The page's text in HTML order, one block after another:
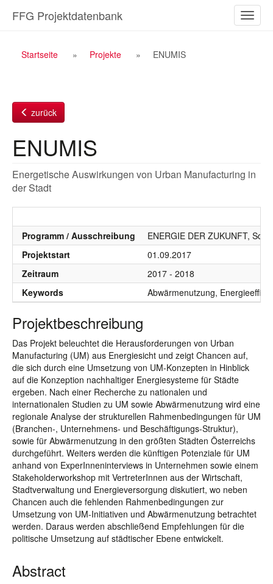
Inhalt
ein-/
FFG Projektdatenbank
Breadcrumb
Startseite Projekte ENUMIS
zurück
ENUMIS
Energetische Auswirkungen von Urban Manufacturing in
der Stadt
Programm / Ausschreibung
ENERGIE DER ZUKUNFT,
Projektstart
01.09.2017
Zeitraum
2017 - 2018
Keywords
Abwärmenutzung,
Projektbeschreibung
Das Projekt beleuchtet die Herausforderungen von Urban
Manufacturing (UM) aus Energiesicht und zeigt Chancen auf,
die sich durch eine Umsetzung von UM-Konzepten in Hinblick
auf die Konzeption nachhaltiger Energiesysteme für Städte
ergeben. Nach einer Recherche zu nationalen und
internationalen Studien zu UM sowie Abwärmenutzung wird eine
regionale Analyse der strukturellen Rahmenbedingungen für UM
(Branchen-, Unternehmens- und Beschäftigungs-Struktur),
sowie für Abwärmenutzung in den größten Städten Österreichs
durchgeführt. Weiters werden die künftigen Potenziale für UM
anhand von ExperInneninterviews in Unternehmen sowie einem
Stakeholderworkshop mit VertreterInnen aus der Wirtschaft,
Stadtverwaltung und Energieversorgung diskutiert, wo neben
Chancen auch die fehlenden Rahmenbedingungen zur
Umsetzung von UM-Initiativen und Abwärmenutzung betrachtet
werden. Daraus werden abschließend Empfehlungen für die
politische Umsetzung auf städtischer Ebene entwickelt.
Abstract